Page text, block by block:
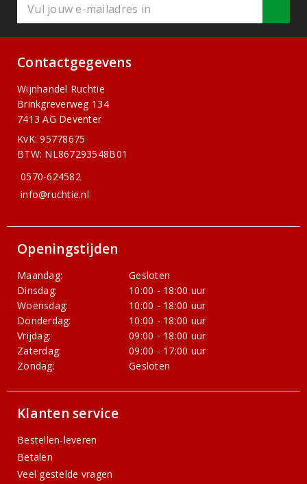
Contactgegevens
Wijnhandel Ruchtie
Brinkgreverweg 134
7413 AG Deventer
KvK: 95778675
BTW: NL867293548B01
0570-624582
info@ruchtie.nl
Openingstijden
Maandag:
Gesloten
Dinsdag:
10:00 - 18:00 uur
Woensdag:
10:00 - 18:00 uur
Donderdag:
10:00 - 18:00 uur
Vrijdag:
09:00 - 18:00 uur
Zaterdag:
09:00 - 17:00 uur
Zondag:
Gesloten
Klanten service
Bestellen-leveren
Betalen
Veel gestelde vragen